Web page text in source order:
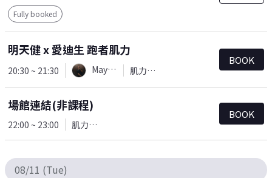
Fully booked
明天健 x 愛迪生 跑者肌力
20:30 ~ 21:30 Mayaw 肌力訓練
BOOK
場館連結(非課程)
22:00 ~ 23:00 肌力訓練
BOOK
08/11 (Tue)